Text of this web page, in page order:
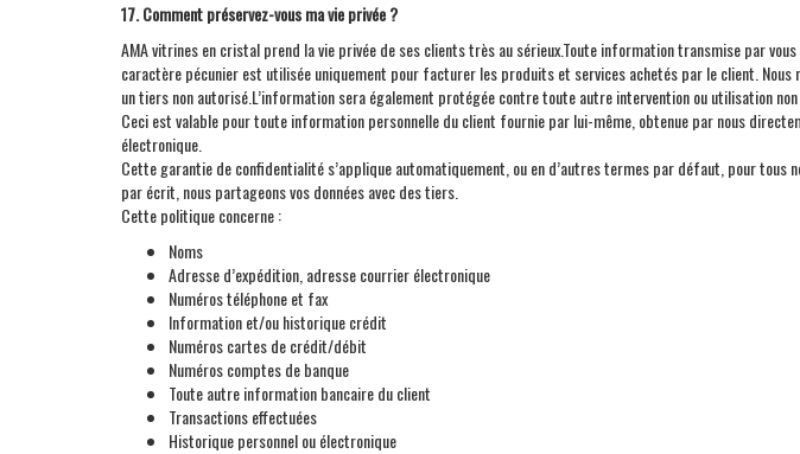
17. Comment préservez-vous ma vie privée ?
AMAvitrines en cristal prend la vie privée de ses clients très au sérieux.Toute information transmise par
caractère pécunier est utilisée uniquement pour facturer les produits et services achetés par le client. Nous
un tiers non autorisé.L’information sera également protégée contre toute autre intervention ou utilisation non
Ceci est valable pour toute information personnelle du client fournie par lui-même, obtenue par nous
électronique.
Cette garantie de confidentialité s’applique automatiquement, ou en d’autres termes par défaut, pour
par écrit, nous partageons vos données avec des tiers.
Cette politique concerne :
Noms
Adresse d’expédition, adresse courrier électronique
Numéros téléphone et fax
Information et/ou historique crédit
Numéros cartes de crédit/débit
Numéros comptes de banque
Toute autre information bancaire du client
Transactions effectuées
Historique personnel ou électronique